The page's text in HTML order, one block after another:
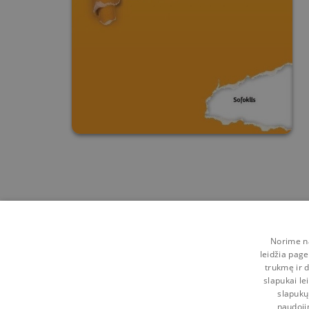
Norime
leidžia
trukmę ir
slapukai